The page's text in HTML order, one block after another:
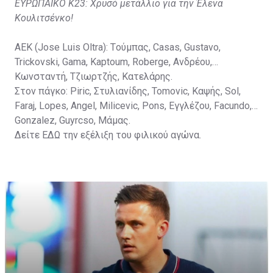
ΕΥΡΩΠΑΪΚΟ Κ23: Χρυσό μετάλλιο για την Έλενα
Κουλιτσένκο!
ΑΕΚ (Jose Luis Oltra): Tούμπας, Casas, Gustavo,
Trickovski, Gama, Κaptoum, Roberge, Aνδρέου,
Κωνσταντή, Τζιωρτζής, Κατελάρης.
Στον πάγκο: Piric, Στυλιανίδης, Tomovic, Καψής, Sol,
Faraj, Lopes, Angel, Milicevic, Pons, Εγγλέζου, Facundo,
Gonzalez, Guyrcso, Μάμας.
Δείτε ΕΔΩ την εξέλιξη του φιλικού αγώνα.